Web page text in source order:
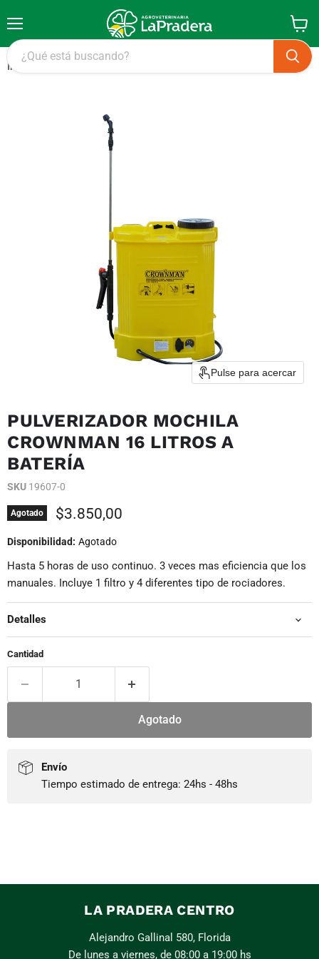
Ver
carrito
Inicio
Pulse para acercar
PULVERIZADOR MOCHILA
CROWNMAN 16 LITROS A
BATERÍA
SKU 19607-0
Agotado Precio actual
$3.850,00
Disponibilidad: Agotado
Hasta 5 horas de uso continuo. 3 veces mas eficiencia que los
manuales. Incluye 1 filtro y 4 diferentes tipo de rociadores.
Detalles
Cantidad
Agotado
Envío
Tiempo estimado de entrega: 24hs - 48hs
LA PRADERA CENTRO
Alejandro Gallinal 580, Florida
De lunes a viernes, de 08:00 a 19:00 hs